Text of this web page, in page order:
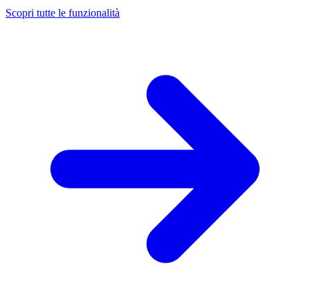
Scopri tutte le funzionalità